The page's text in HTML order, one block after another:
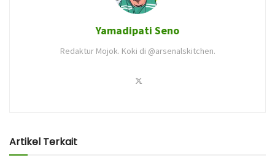
Yamadipati Seno
Redaktur Mojok. Koki di @arsenalskitchen.
Artikel Terkait